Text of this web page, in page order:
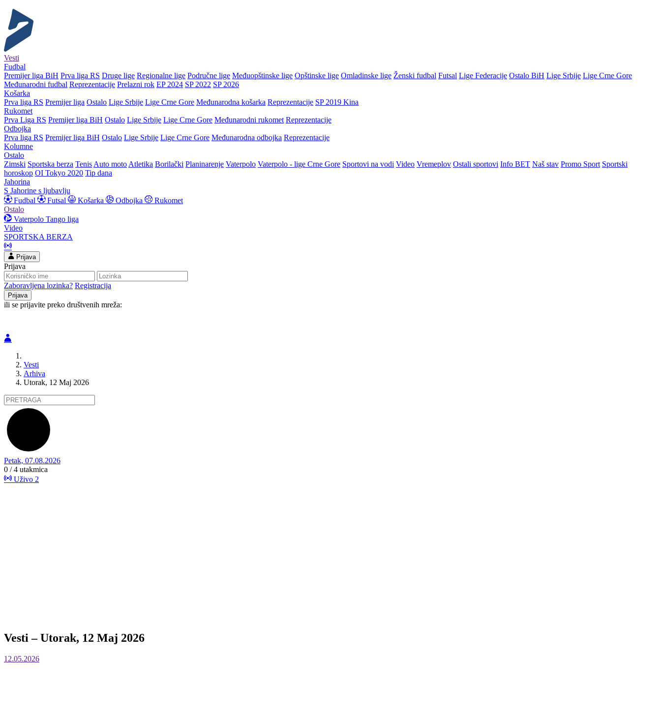
Vesti
Fudbal
Premijer liga BiH Prva liga RS Druge lige Regionalne lige Područne lige Međuopštinske lige Opštinske lige Omladinske lige Ženski fudbal Futsal Lige Federacije Ostalo BiH Lige Srbije Lige Crne Gore
Međunarodni fudbal Reprezentacije Prelazni rok EP 2024 SP 2022 SP 2026
Košarka
Prva liga RS Premijer liga Ostalo Lige Srbije Lige Crne Gore Međunarodna košarka Reprezentacije SP 2019 Kina
Rukomet
Prva Liga RS Premijer liga BiH Ostalo Lige Srbije Lige Crne Gore Međunarodni rukomet Reprezentacije
Odbojka
Prva liga RS Premijer liga BiH Ostalo Lige Srbije Lige Crne Gore Međunarodna odbojka Reprezentacije
Kolumne
Ostalo
Zimski Sportska berza Tenis Auto moto Atletika Borilački Planinarenje Vaterpolo Vaterpolo - lige Crne Gore Sportovi na vodi Video Vremeplov Ostali sportovi Info BET Naš stav Promo Sport Sportski
horoskop OI Tokyo 2020 Tip dana
Jahorina
S Jahorine s ljubavlju
Fudbal
Futsal Košarka Odbojka
Rukomet
Ostalo
Vaterpolo Tango liga
Video
SPORTSKA BERZA
Prijava
Prijava
Zaboravljena lozinka? Registracija
ili se prijavite preko društvenih mreža:
Vesti
Arhiva
Utorak, 12 Maj 2026
Petak, 07.08.2026
0 / 4 utakmica
Uživo 2
Vesti – Utorak, 12 Maj 2026
12.05.2026